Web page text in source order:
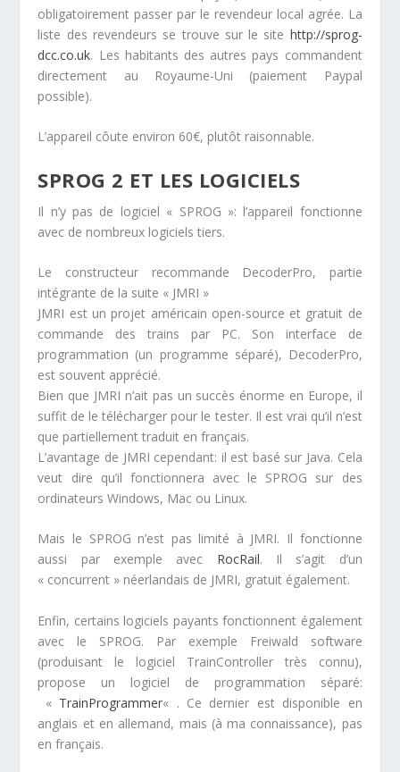
obligatoirement passer par le revendeur local agrée. La
liste des revendeurs se trouve sur le site http://sprog-
dcc.co.uk. Les habitants des autres pays commandent
directement au Royaume-Uni (paiement Paypal
possible).
L’appareil côute environ 60€, plutôt raisonnable.
SPROG 2 ET LES LOGICIELS
Il n’y pas de logiciel « SPROG »: l’appareil fonctionne
avec de nombreux logiciels tiers.
Le constructeur recommande DecoderPro, partie
intégrante de la suite « JMRI »
JMRI est un projet américain open-source et gratuit de
commande des trains par PC. Son interface de
programmation (un programme séparé), DecoderPro,
est souvent apprécié.
Bien que JMRI n’ait pas un succès énorme en Europe, il
suffit de le télécharger pour le tester. Il est vrai qu’il n’est
que partiellement traduit en français.
L’avantage de JMRI cependant: il est basé sur Java. Cela
veut dire qu’il fonctionnera avec le SPROG sur des
ordinateurs Windows, Mac ou Linux.
Mais le SPROG n’est pas limité à JMRI. Il fonctionne
aussi par exemple avec RocRail. Il s’agit d’un
« concurrent » néerlandais de JMRI, gratuit également.
Enfin, certains logiciels payants fonctionnent également
avec le SPROG. Par exemple Freiwald software
(produisant le logiciel TrainController très connu),
propose un logiciel de programmation séparé:
« TrainProgrammer« . Ce dernier est disponible en
anglais et en allemand, mais (à ma connaissance), pas
en français.